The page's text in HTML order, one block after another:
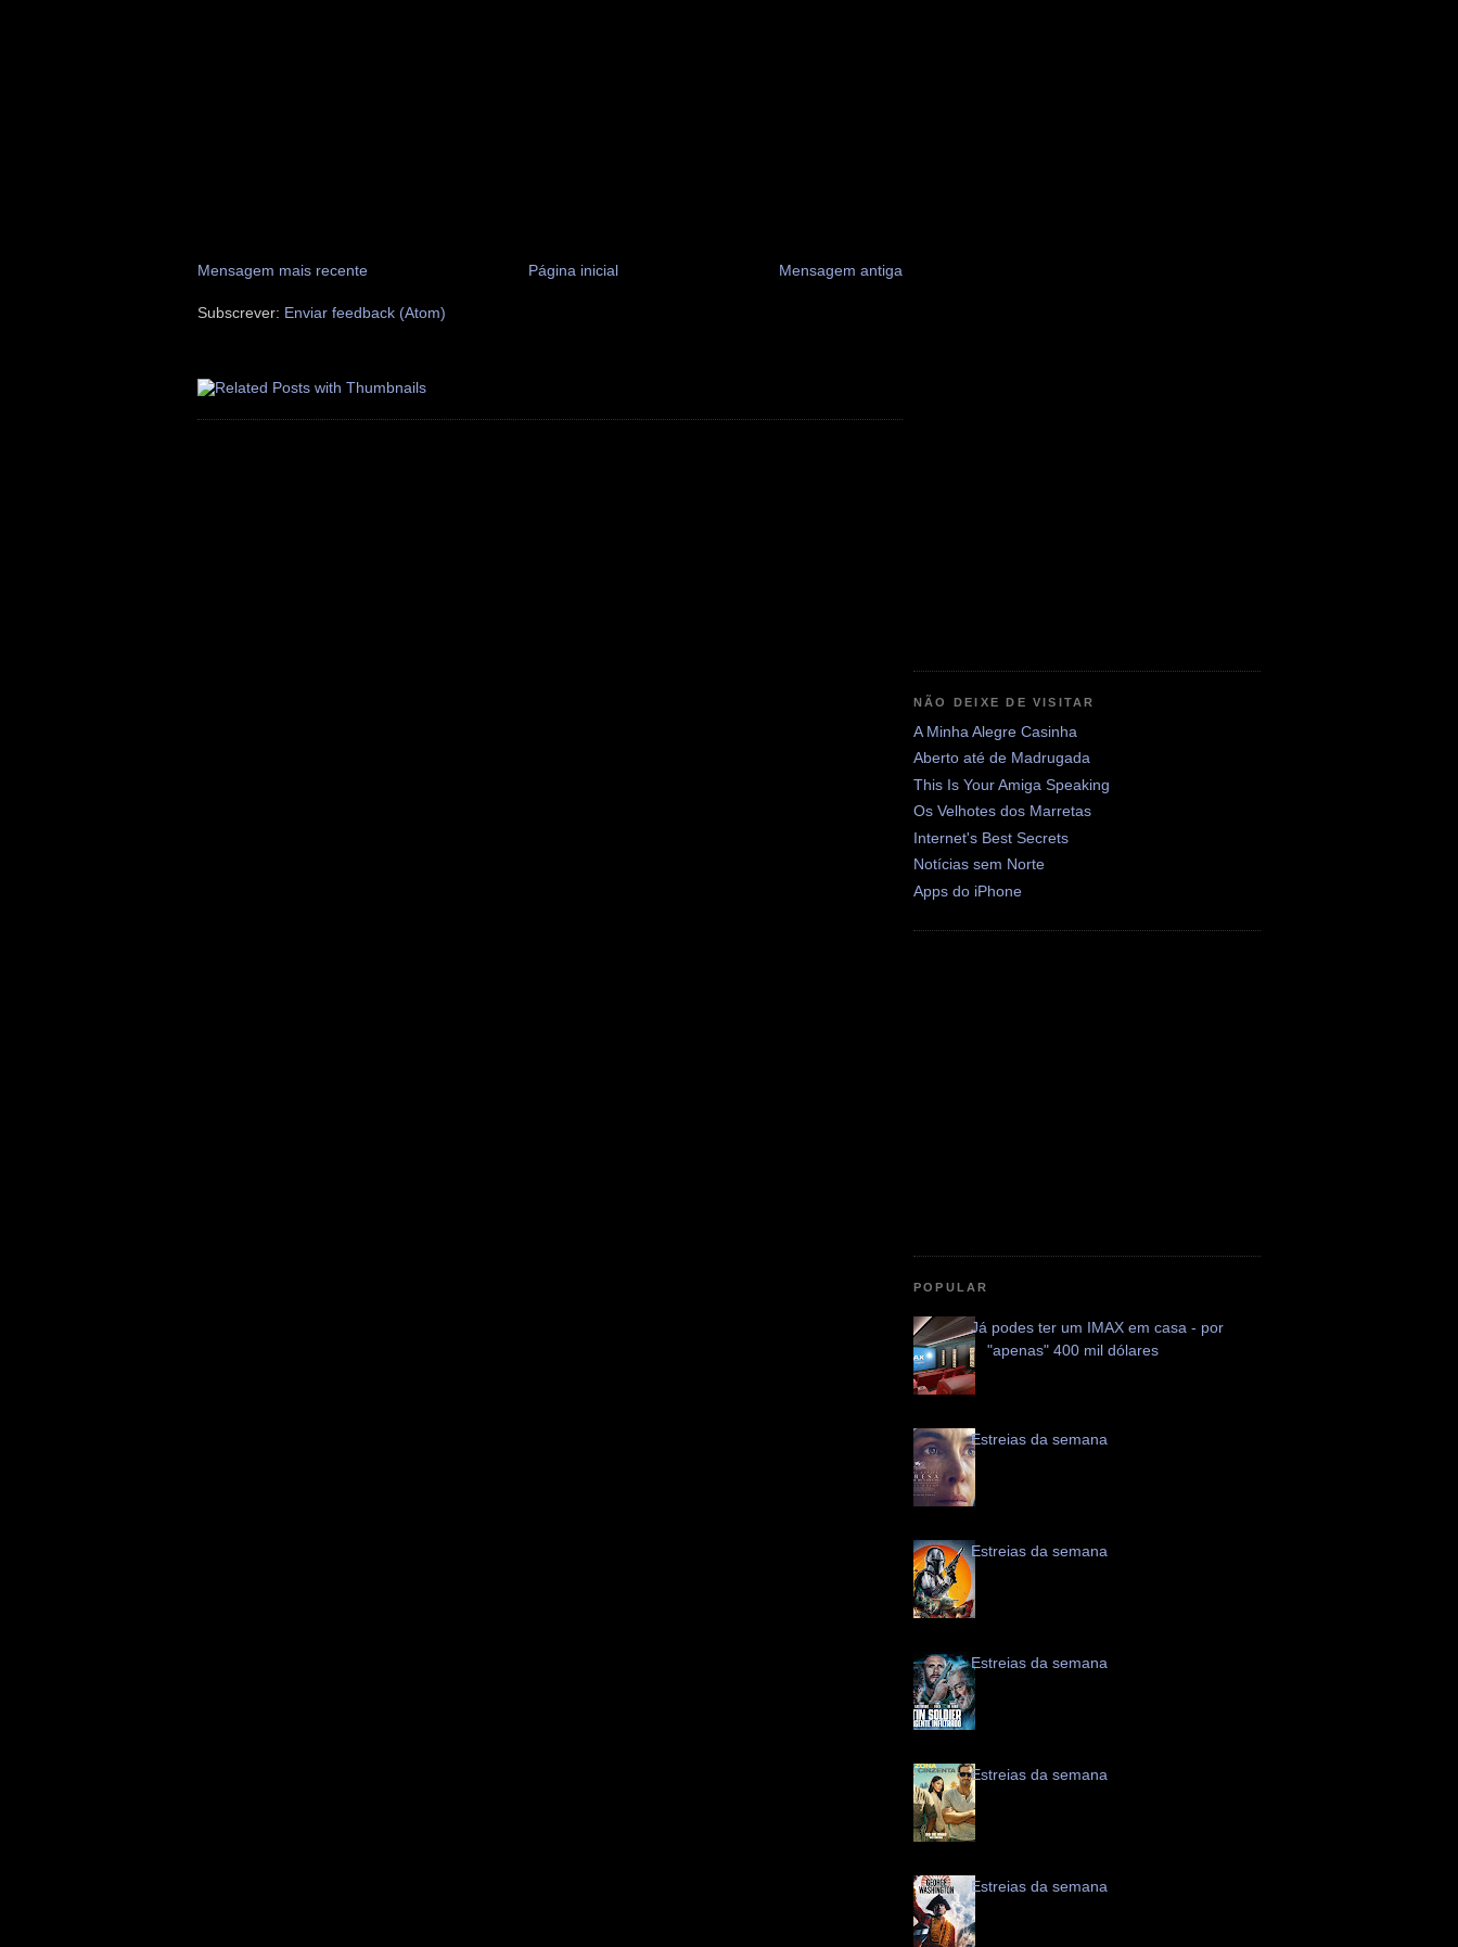
Mensagem mais recente Mensagem antiga
Página inicial
Subscrever: Enviar feedback (Atom)
NÃO DEIXE DE VISITAR
A Minha Alegre Casinha
Aberto até de Madrugada
This Is Your Amiga Speaking
Os Velhotes dos Marretas
Internet's Best Secrets
Notícias sem Norte
Apps do iPhone
POPULAR
Já podes ter um IMAX em casa - por
"apenas" 400 mil dólares
Estreias da semana
Estreias da semana
Estreias da semana
Estreias da semana
Estreias da semana